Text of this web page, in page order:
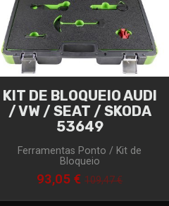
KIT DE BLOQUEIO AUDI
/ VW / SEAT / SKODA
53649
Ferramentas Ponto / Kit de
Bloqueio
93,05 €109,47 €